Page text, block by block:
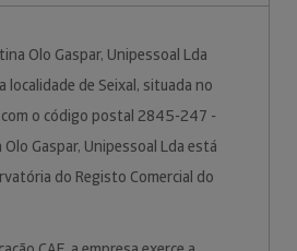
Olo Gaspar, Unipessoal Lda
localidade de Seixal, situada no
o código postal 2845-247 -
Gaspar, Unipessoal Lda está
do Registo Comercial do